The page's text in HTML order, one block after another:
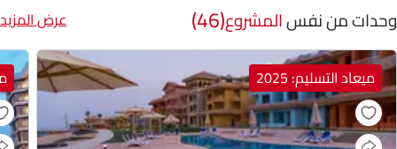
وحدات من نفسالمشروع(46) عرض المزيد
ميعاد التسليم: 2025